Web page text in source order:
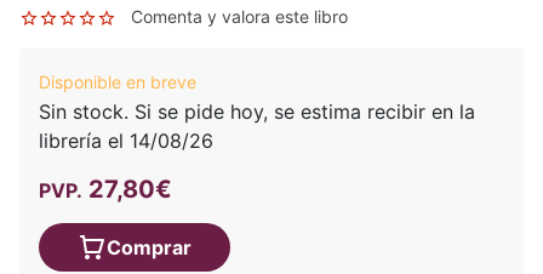
Comenta y valora este libro
Disponible en breve
Sin stock. Si se pide hoy, se estima recibir en la
librería el 14/08/26
PVP. 27,80€
Comprar